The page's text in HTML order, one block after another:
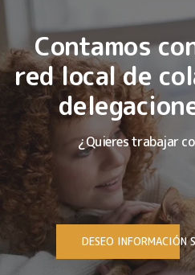
Contamos
red local de
¿Quieres trabajar
DESEO INFORMACIÓN